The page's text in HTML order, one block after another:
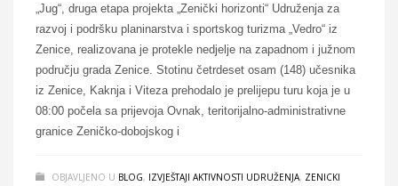
„Jug“, druga etapa projekta „Zenički horizonti“ Udruženja za
razvoj i podršku planinarstva i sportskog turizma „Vedro“ iz
Zenice, realizovana je protekle nedjelje na zapadnom i južnom
području grada Zenice. Stotinu četrdeset osam (148) učesnika
iz Zenice, Kaknja i Viteza prehodalo je prelijepu turu koja je u
08:00 počela sa prijevoja Ovnak, teritorijalno-administrativne
granice Zeničko-dobojskog i
OBJAVLJENO U BLOG, IZVJEŠTAJI AKTIVNOSTI UDRUŽENJA, ZENICKI